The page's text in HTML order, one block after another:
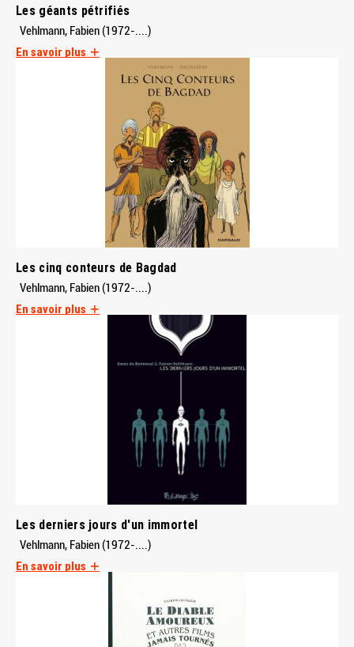
Les géants pétrifiés
Vehlmann, Fabien (1972-....)
En savoir plus
Les cinq conteurs de Bagdad
Vehlmann, Fabien (1972-....)
En savoir plus
Les derniers jours d'un immortel
Vehlmann, Fabien (1972-....)
En savoir plus